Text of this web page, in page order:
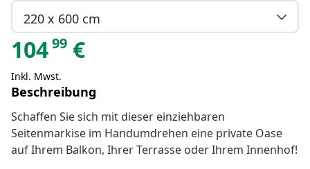
220 x 600 cm
10499 €
Inkl. Mwst.
Beschreibung
Schaffen Sie sich mit dieser einziehbaren
Seitenmarkise im Handumdrehen eine private Oase
auf Ihrem Balkon, Ihrer Terrasse oder Ihrem Innenhof!